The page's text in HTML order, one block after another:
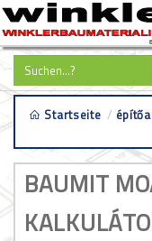
Startseite /
BAUMIT